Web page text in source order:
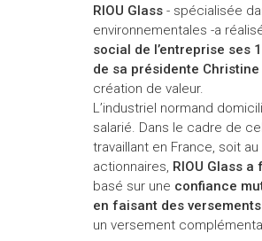
RIOU Glass- spécialisée
environnementales -a
social de l’entreprise ses
de sa présidente Christine
création de valeur.
L’industriel normand
salarié. Dans le cadre de
travaillant en France, soit
actionnaires, RIOU Glass
basé sur une confiance
en faisant des
un versement